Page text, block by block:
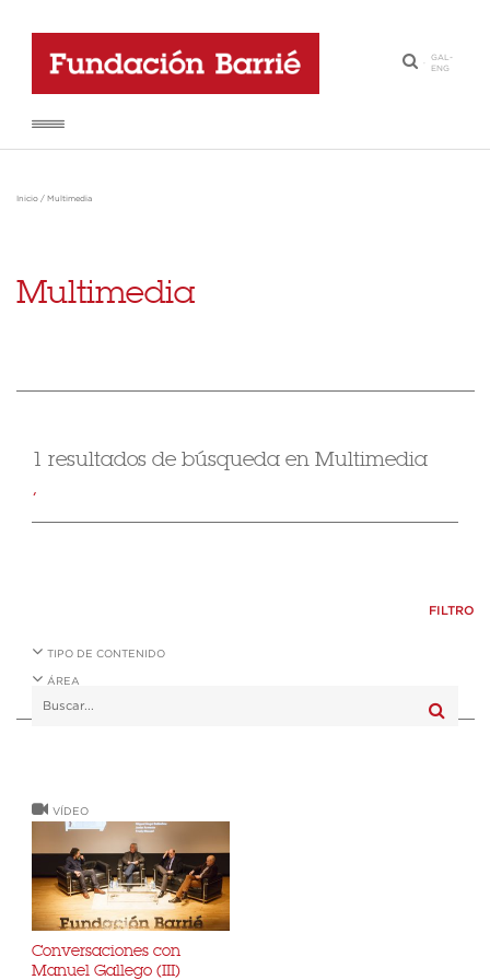
·
GAL-
ENG
Inicio/ Multimedia
Multimedia
1 resultados de búsqueda en Multimedia
,
FILTRO
TIPO DE CONTENIDO
ÁREA
VÍDEO
Conversaciones con
Manuel Gallego (III)